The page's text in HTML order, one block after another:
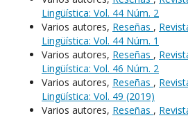
Lingüística: Vol. 44 Núm. 2
Varios autores, Reseñas ,
Lingüística: Vol. 44 Núm. 1
Varios autores, Reseñas ,
Lingüística: Vol. 46 Núm. 2
Varios autores, Reseñas ,
Lingüística: Vol. 49 (2019)
Varios autores, Reseñas ,